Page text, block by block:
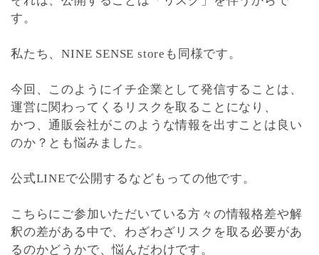
す。
私たち、NINE SENSE storeも同様です。
今回、このようにイチ企業として発信することは、
運営に関わってくるリスクを取ることになり、
かつ、通販会社がこのような情報を出すことは良い
のか？とも悩みました。
公式LINEで公開するなどもっての他です。
こちらにご参加いただいている方々の情報格差や解
釈の差がある中で、わざわざリスクを取る必要があ
るのかどうかで、悩んだわけです。